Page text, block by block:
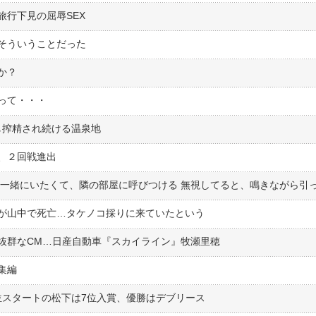
行下見の屈辱SEX
ういうことだった
？
て・・・
精され続ける温泉地
２回戦進出
中で死亡…タケノコ採りに来ていたという
群なCM…日産自動車『スカイライン』牧瀬里穂
編
タートの松下は7位入賞、優勝はデブリース